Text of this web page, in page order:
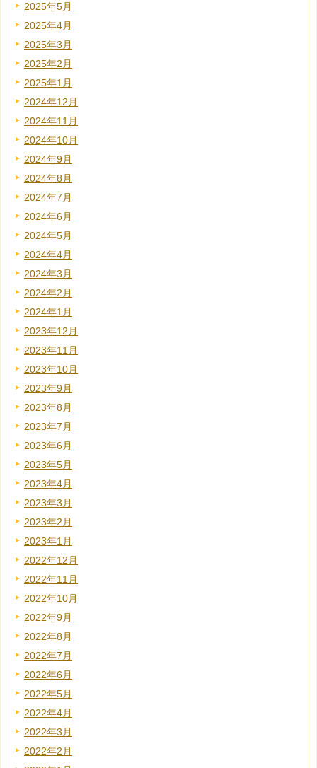
2025年5月
2025年4月
2025年3月
2025年2月
2025年1月
2024年12月
2024年11月
2024年10月
2024年9月
2024年8月
2024年7月
2024年6月
2024年5月
2024年4月
2024年3月
2024年2月
2024年1月
2023年12月
2023年11月
2023年10月
2023年9月
2023年8月
2023年7月
2023年6月
2023年5月
2023年4月
2023年3月
2023年2月
2023年1月
2022年12月
2022年11月
2022年10月
2022年9月
2022年8月
2022年7月
2022年6月
2022年5月
2022年4月
2022年3月
2022年2月